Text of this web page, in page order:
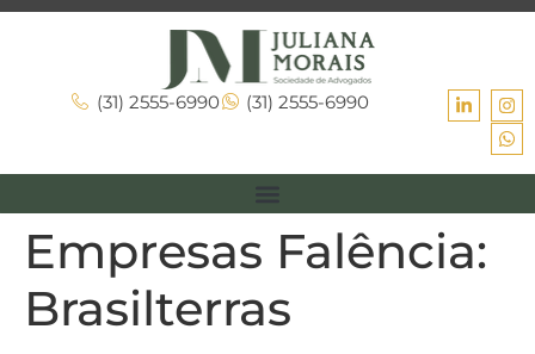
(31) 2555-6990 (31) 2555-6990
Empresas Falência:
Brasilterras